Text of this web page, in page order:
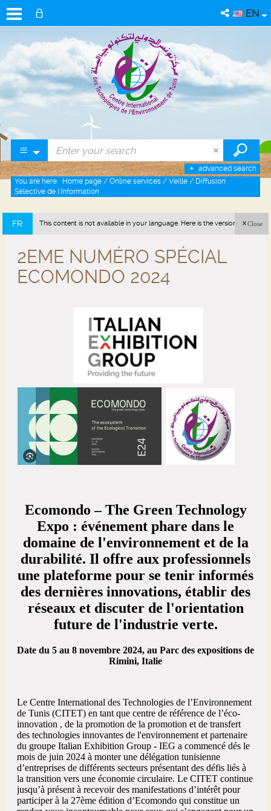
EN
advanced search
You are here: Home page / Online services / Veille / Diffusion
Sélective de l'Information
FR This content is not available in your language. Here is the version in french
Close
2EME NUMÉRO SPÉCIAL
ECOMONDO 2024